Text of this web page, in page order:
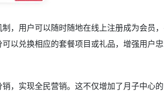
，用户可以随时随地在线上注册成为会员
以兑换相应的套餐项目或礼品，增强用户
，实现全民营销。这不仅增加了月子中心